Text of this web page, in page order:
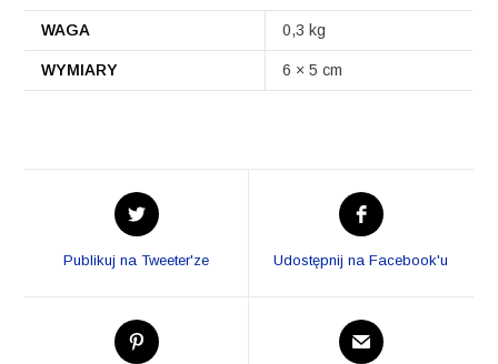
WAGA 0,3 kg
WYMIARY 6 × 5 cm
Opens
in
new
Publikuj na Tweeter'ze
Opens
in
new
Udostępnij na Facebook'u
Opens
in
Opens
in